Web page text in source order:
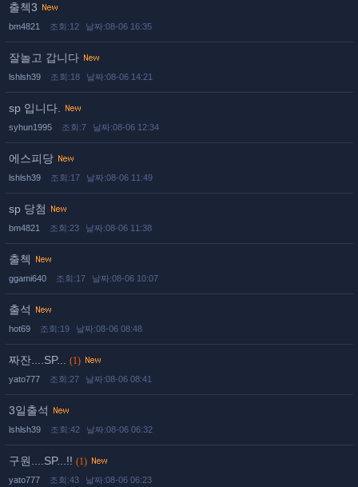
출첵3
bm4821 조회:12 날짜:08-06 16:35
잘놀고 갑니다
lshlsh39 조회:18 날짜:08-06 14:21
sp 입니다.
syhun1995 조회:7 날짜:08-06 12:34
에스피당
lshlsh39 조회:17 날짜:08-06 11:49
sp 당첨
bm4821 조회:23 날짜:08-06 11:38
출첵
ggami640 조회:17 날짜:08-06 10:07
출석
hot69 조회:19 날짜:08-06 08:48
짜잔....SP... (1)
yato777 조회:27 날짜:08-06 08:41
3일출석
lshlsh39 조회:42 날짜:08-06 06:32
구원....SP...!! (1)
yato777 조회:43 날짜:08-06 06:23